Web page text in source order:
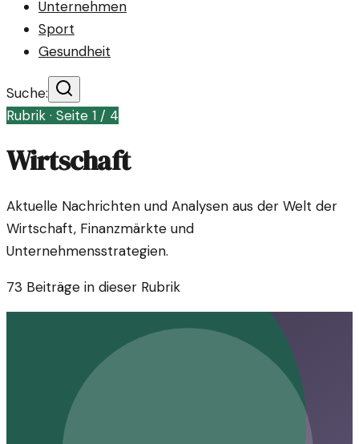
Unternehmen
Sport
Gesundheit
Suche:
Rubrik · Seite 1 / 4
Wirtschaft
Aktuelle Nachrichten und Analysen aus der Welt der
Wirtschaft, Finanzmärkte und
Unternehmensstrategien.
73 Beiträge in dieser Rubrik